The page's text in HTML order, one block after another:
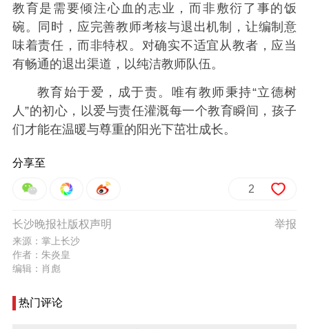
教育是需要倾注心血的志业，而非敷衍了事的饭
碗。同时，应完善教师考核与退出机制，让编制意
味着责任，而非特权。对确实不适宜从教者，应当
有畅通的退出渠道，以纯洁教师队伍。
教育始于爱，成于责。唯有教师秉持“立德树
人”的初心，以爱与责任灌溉每一个教育瞬间，孩子
们才能在温暖与尊重的阳光下茁壮成长。
分享至
2
举报
长沙晚报社版权声明
来源：掌上长沙
作者：朱炎皇
编辑：肖彪
热门评论